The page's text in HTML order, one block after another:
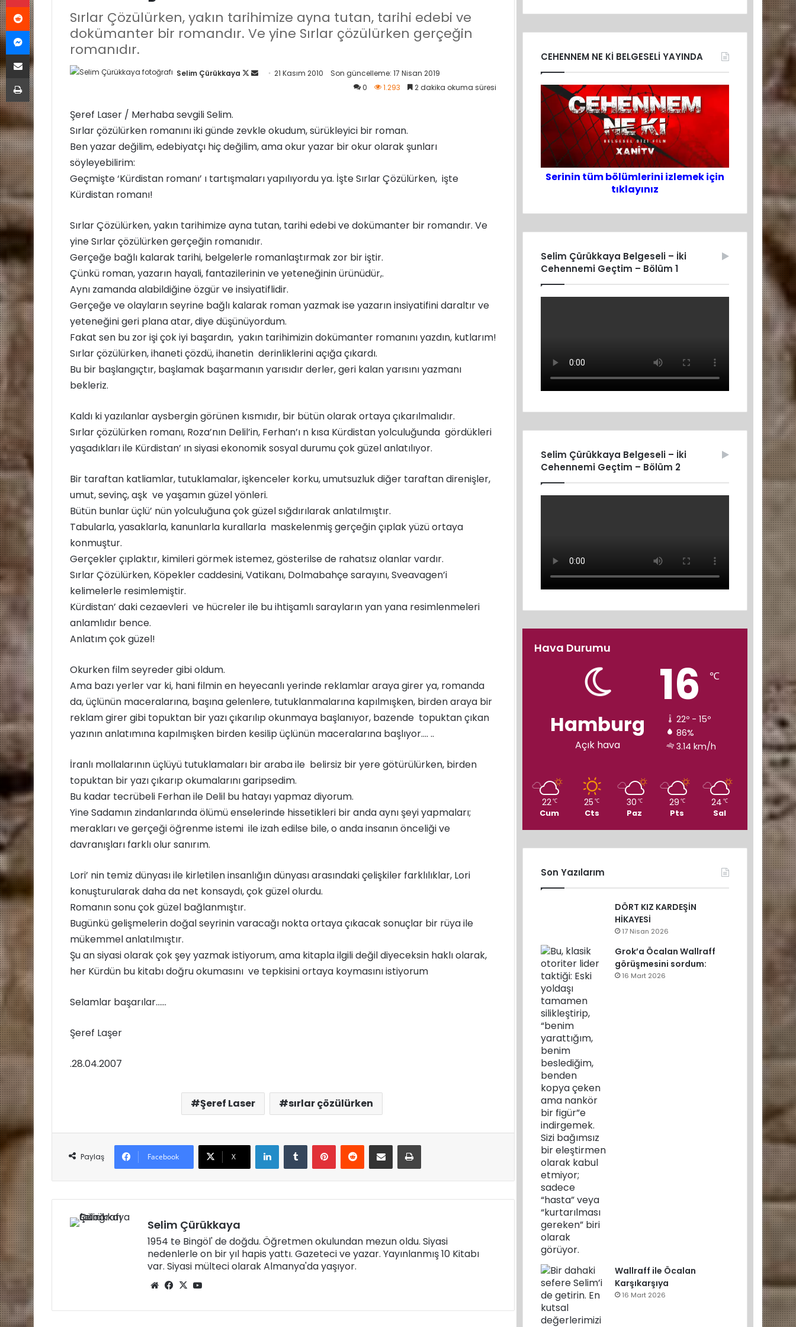
Sırlar Çözülürken, yakın tarihimize ayna tutan, tarihi edebi ve
dokümanter bir romandır. Ve yine Sırlar çözülürken gerçeğin
romanıdır.
Selim Çürükkaya
F
o
w
n
-
p
ö
n
d
e
r
m
21 Kasım 2010
Son güncelleme: 17 Nisan 2019
0
1.293 2 dakika okuma süresi
Şeref Laser / Merhaba sevgili Selim.
Sırlar çözülürken romanını iki günde zevkle okudum, sürükleyici bir roman.
Ben yazar değilim, edebiyatçı hiç değilim, ama okur yazar bir okur olarak şunları
söyleyebilirim:
Geçmişte ‘Kürdistan romanı’ ı tartışmaları yapılıyordu ya. İşte Sırlar Çözülürken, işte
Kürdistan romanı!
Sırlar Çözülürken, yakın tarihimize ayna tutan, tarihi edebi ve dokümanter bir romandır. Ve
yine Sırlar çözülürken gerçeğin romanıdır.
Gerçeğe bağlı kalarak tarihi, belgelerle romanlaştırmak zor bir iştir.
Çünkü roman, yazarın hayali, fantazilerinin ve yeteneğinin ürünüdür,.
Aynı zamanda alabildiğine özgür ve insiyatiflidir.
Gerçeğe ve olayların seyrine bağlı kalarak roman yazmak ise yazarın insiyatifini daraltır ve
yeteneğini geri plana atar, diye düşünüyordum.
Fakat sen bu zor işi çok iyi başardın, yakın tarihimizin dokümanter romanını yazdın, kutlarım!
Sırlar çözülürken, ihaneti çözdü, ihanetin derinliklerini açığa çıkardı.
Bu bir başlangıçtır, başlamak başarmanın yarısıdır derler, geri kalan yarısını yazmanı
bekleriz.
Kaldı ki yazılanlar aysbergin görünen kısmıdır, bir bütün olarak ortaya çıkarılmalıdır.
Sırlar çözülürken romanı, Roza’nın Delil’in, Ferhan’ı n kısa Kürdistan yolculuğunda gördükleri
yaşadıkları ile Kürdistan’ ın siyasi ekonomik sosyal durumu çok güzel anlatılıyor.
Bir taraftan katliamlar, tutuklamalar, işkenceler korku, umutsuzluk diğer taraftan direnişler,
umut, sevinç, aşk ve yaşamın güzel yönleri.
Bütün bunlar üçlü’ nün yolculuğuna çok güzel sığdırılarak anlatılmıştır.
Tabularla, yasaklarla, kanunlarla kurallarla maskelenmiş gerçeğin çıplak yüzü ortaya
konmuştur.
Gerçekler çıplaktır, kimileri görmek istemez, gösterilse de rahatsız olanlar vardır.
Sırlar Çözülürken, Köpekler caddesini, Vatikanı, Dolmabahçe sarayını, Sveavagen’i
kelimelerle resimlemiştir.
Kürdistan’ daki cezaevleri ve hücreler ile bu ihtişamlı sarayların yan yana resimlenmeleri
anlamlıdır bence.
Anlatım çok güzel!
Okurken film seyreder gibi oldum.
Ama bazı yerler var ki, hani filmin en heyecanlı yerinde reklamlar araya girer ya, romanda
da, üçlünün maceralarına, başına gelenlere, tutuklanmalarına kapılmışken, birden araya bir
reklam girer gibi topuktan bir yazı çıkarılıp okunmaya başlanıyor, bazende topuktan çıkan
yazının anlatımına kapılmışken birden kesilip üçlünün maceralarına başlıyor…. ..
İranlı mollalarının üçlüyü tutuklamaları bir araba ile belirsiz bir yere götürülürken, birden
topuktan bir yazı çıkarıp okumalarını garipsedim.
Bu kadar tecrübeli Ferhan ile Delil bu hatayı yapmaz diyorum.
Yine Sadamın zindanlarında ölümü enselerinde hissetikleri bir anda aynı şeyi yapmaları;
merakları ve gerçeği öğrenme istemi ile izah edilse bile, o anda insanın önceliği ve
davranışları farklı olur sanırım.
Lori’ nin temiz dünyası ile kirletilen insanlığın dünyası arasındaki çelişkiler farklılıklar, Lori
konuşturularak daha da net konsaydı, çok güzel olurdu.
Romanın sonu çok güzel bağlanmıştır.
Bugünkü gelişmelerin doğal seyrinin varacağı nokta ortaya çıkacak sonuçlar bir rüya ile
mükemmel anlatılmıştır.
Şu an siyasi olarak çok şey yazmak istiyorum, ama kitapla ilgili değil diyeceksin haklı olarak,
her Kürdün bu kitabı doğru okumasını ve tepkisini ortaya koymasını istiyorum
Selamlar başarılar……
Şeref Laşer
.28.04.2007
Şeref Laser sırlar çözülürken
Paylaş Facebook X
LinkedIn
Selim Çürükkaya
1954 te Bingöl' de doğdu. Öğretmen okulundan mezun oldu. Siyasi
nedenlerle on bir yıl hapis yattı. Gazeteci ve yazar. Yayınlanmış 10 Kitabı
var. Siyasi mülteci olarak Almanya'da yaşıyor.
W
sit
Fa
bo
X
ub
CEHENNEM NE Kİ BELGESELİ YAYINDA
Serinin tüm bölümlerini izlemek için
tıklayınız
Selim Çürükkaya Belgeseli – İki
Cehennemi Geçtim – Bölüm 1
Selim Çürükkaya Belgeseli – İki
Cehennemi Geçtim – Bölüm 2
Hava Durumu
Hamburg
Açık hava
16 ℃
22º - 15º
86%
3.14 km/h
22 ℃
Cum
25 ℃
Cts
30 ℃
Paz
29 ℃
Pts
24 ℃
Sal
Son Yazılarım
DÖRT KIZ KARDEŞİN
HİKAYESİ
17 Nisan 2026
Grok’a Öcalan Wallraff
görüşmesini sordum:
16 Mart 2026
Wallraff ile Öcalan
Karşıkarşıya
16 Mart 2026
Reddit
Messenger
E-Posta ile paylaş
Yazdır